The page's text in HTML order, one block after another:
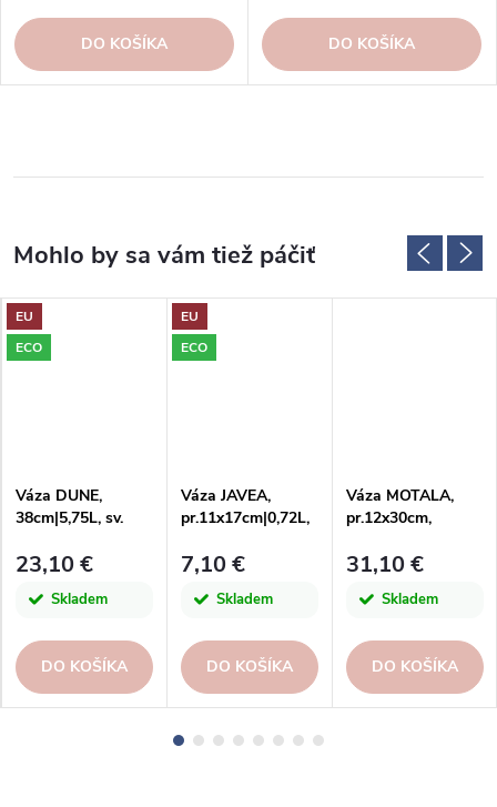
DO KOŠÍKA DO KOŠÍKA
EU
ECO
Váza DUNE,
38cm|5,75L, sv.
23,10 €
Skladem
DO KOŠÍKA
EU
ECO
Váza JAVEA,
pr.11x17cm|0,72L,
modrá|San Miguel
7,10 €
Skladem
DO KOŠÍKA
Váza MOTALA,
pr.12x30cm,
31,10 €
Skladem
DO KOŠÍKA